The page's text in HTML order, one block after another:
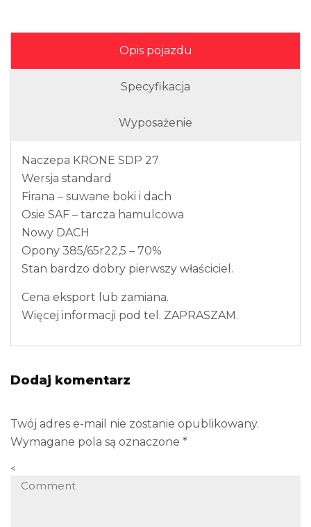
Opis pojazdu
Specyfikacja
Wyposażenie
Naczepa KRONE SDP 27
Wersja standard
Firana – suwane boki i dach
Osie SAF – tarcza hamulcowa
Nowy DACH
Opony 385/65r22,5 – 70%
Stan bardzo dobry pierwszy właściciel.
Cena eksport lub zamiana.
Więcej informacji pod tel. ZAPRASZAM.
Dodaj komentarz
Twój adres e-mail nie zostanie opublikowany.
Wymagane pola są oznaczone *
<